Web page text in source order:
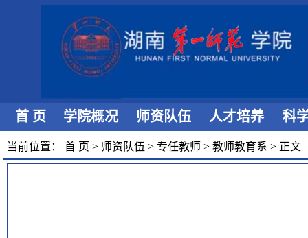
首 页 学院概况 师资队伍 人才培养 科
当前位置： 首 页 > 师资队伍 > 专任教师 > 教师教育系 > 正文